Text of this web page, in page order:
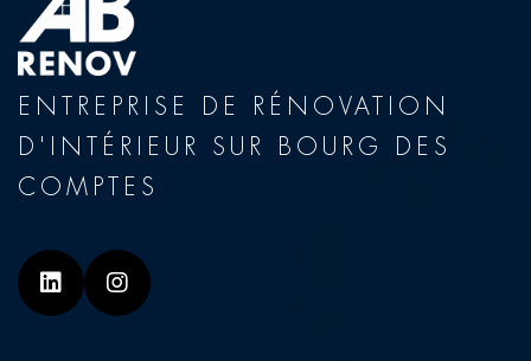
ENTREPRISE DE RÉNOVATION
D'INTÉRIEUR SUR BOURG DES
COMPTES
Linkedin Instagram